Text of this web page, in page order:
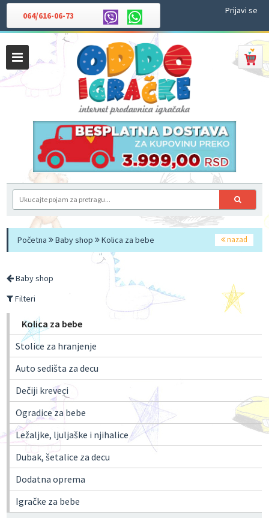
064/616-06-73 Prijavi se
Početna Baby shop Kolica za bebe nazad
Baby shop
Filteri
Kolica za bebe
Stolice za hranjenje
Auto sedišta za decu
Dečiji kreveci
Ogradice za bebe
Ležaljke, ljuljaške i njihalice
Dubak, šetalice za decu
Dodatna oprema
Igračke za bebe